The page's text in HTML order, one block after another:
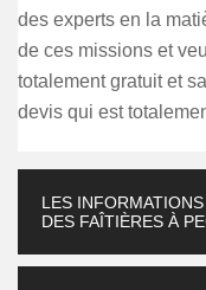
des experts en la
de ces missions et
totalement gratuit et
devis qui est
LES
DES FAÎTIÈRES À